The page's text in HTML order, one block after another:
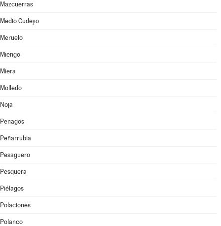
Mazcuerras
Medio Cudeyo
Meruelo
Miengo
Miera
Molledo
Noja
Penagos
Peñarrubia
Pesaguero
Pesquera
Piélagos
Polaciones
Polanco